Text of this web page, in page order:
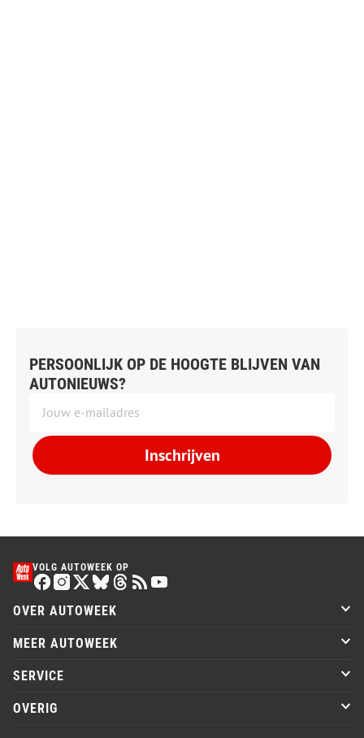
PERSOONLIJK OP DE HOOGTE BLIJVEN VAN
AUTONIEUWS?
Inschrijven
VOLG AUTOWEEK OP
OVER AUTOWEEK
MEER AUTOWEEK
SERVICE
OVERIG